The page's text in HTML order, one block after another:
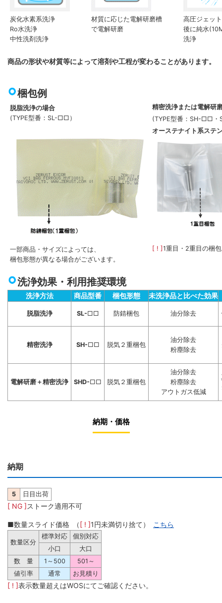
炭化水素系洗浄
Ro水洗浄
中性洗剤洗浄
材質に応じた電解研磨槽
で電解研磨
高圧ジェッ
後に純水
洗浄
商品の形状や材質等によって溶剤や工程が変わることがあります。
梱包例
脱脂洗浄の場合
(TYPE型番：SL-□□）
精密洗浄または電解研
(TYPE型番：SH-□□
オーステナイト系ステ
一部商品・サイズによっては、
梱包形態が異なる場合がございます。
[ ! ] 1重目・2重目の梱
洗浄効果・利用推奨環境
洗浄方法 商品型番 梱包形態 未洗浄品と比べた効果
脱脂洗浄 SL-□□ 防錆梱包 油分除去
精密洗浄 SH-□□ 脱気２重梱包
油分除去
粉塵除去
電解研磨＋精密洗浄 SHD-□□ 脱気２重梱包
油分除去
粉塵除去
アウトガス低減
納期・価格
納期
5 日目出荷
[ NG ]ストーク適用不可
■数量スライド価格 （[ ! ]1円未満切り捨て） こちら
数量区分
標準対応
個別対応
小口
大口
数 量
1～500
501～
値引率
通常 お見積り
[ ! ]表示数量超えはWOSにてご確認ください。